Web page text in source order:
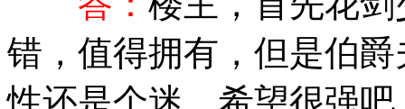
错，值得拥有，但是伯
性还是个迷，希望很强